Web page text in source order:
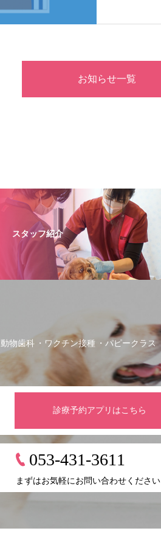
お知らせ一覧
スタッフ紹介
動物歯科 ワクチン接種 パピークラス
診療予約アプリはこちら
053-431-3611
まずはお気軽にお問い合わせください